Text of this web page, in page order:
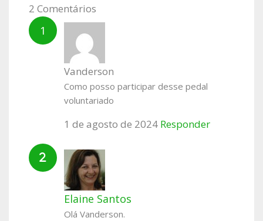
2 Comentários
Vanderson
Como posso participar desse pedal
voluntariado
1 de agosto de 2024 Responder
Elaine Santos
Olá Vanderson.